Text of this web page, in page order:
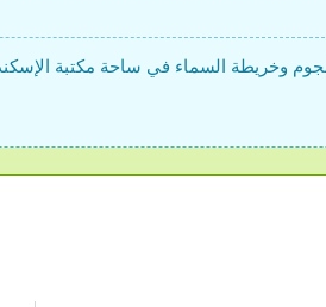
وخريطة السماء في ساحة مكتبة